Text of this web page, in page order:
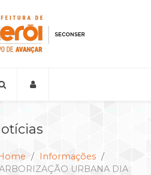
Informações
URBANA DIA